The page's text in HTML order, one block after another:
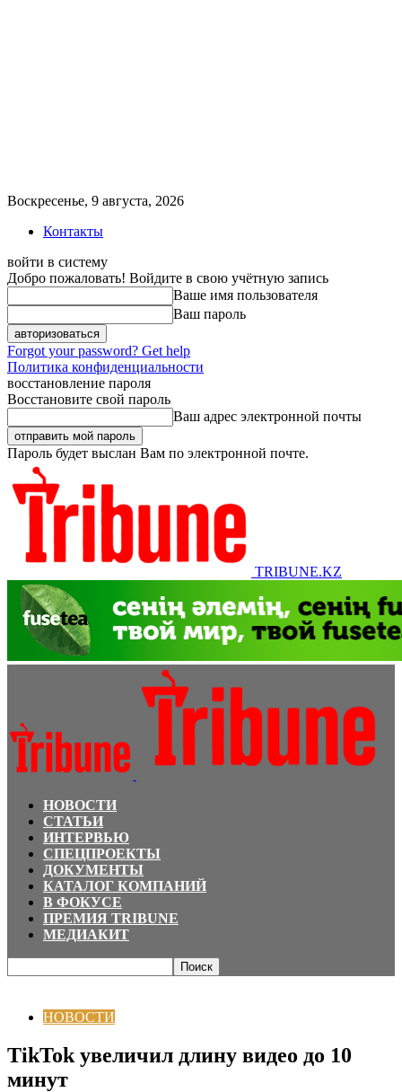
Воскресенье, 9 августа, 2026
Контакты
войти в систему
Добро пожаловать! Войдите в свою учётную запись
Ваше имя пользователя
Ваш пароль
Forgot your password? Get help
Политика конфиденциальности
восстановление пароля
Восстановите свой пароль
Ваш адрес электронной почты
Пароль будет выслан Вам по электронной почте.
TRIBUNE.KZ
НОВОСТИ
СТАТЬИ
ИНТЕРВЬЮ
СПЕЦПРОЕКТЫ
ДОКУМЕНТЫ
КАТАЛОГ КОМПАНИЙ
В ФОКУСЕ
ПРЕМИЯ TRIBUNE
МЕДИАКИТ
НОВОСТИ
TikTok увеличил длину видео до 10
минут